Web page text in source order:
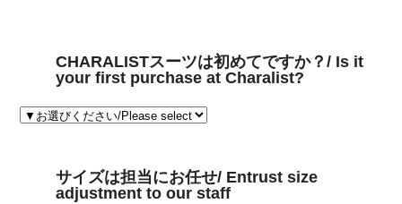
CHARALISTスーツは初めてですか？/ Is it
your first purchase at Charalist?
サイズは担当にお任せ/ Entrust size
adjustment to our staff